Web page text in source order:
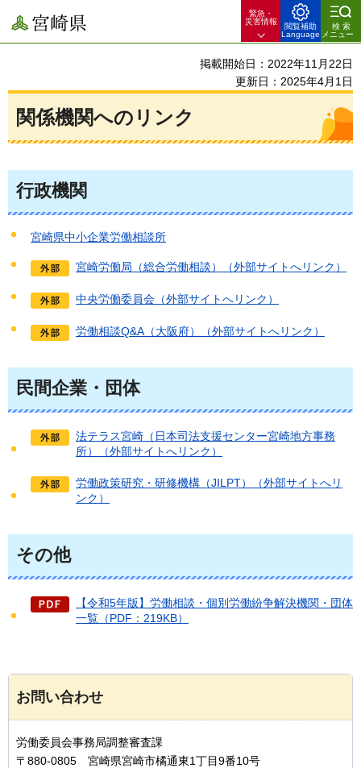
宮崎県
緊急・
災害情報
閲覧補助
Language
検索
メニュー
掲載開始日：2022年11月22日
更新日：2025年4月1日
関係機関へのリンク
行政機関
宮崎県中小企業労働相談所
宮崎労働局（総合労働相談）（外部サイトへリンク）
中央労働委員会（外部サイトへリンク）
労働相談Q&A（大阪府）（外部サイトへリンク）
民間企業・団体
法テラス宮崎（日本司法支援センター宮崎地方事務
所）（外部サイトへリンク）
労働政策研究・研修機構（JILPT）（外部サイトへリ
ンク）
その他
【令和5年版】労働相談・個別労働紛争解決機関・団体
一覧（PDF：219KB）
お問い合わせ
労働委員会事務局調整審査課
〒880-0805 宮崎県宮崎市橘通東1丁目9番10号